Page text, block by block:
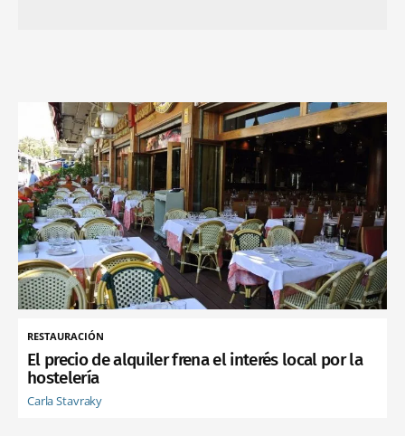
RESTAURACIÓN
El precio de alquiler frena el interés local por la
hostelería
Carla Stavraky